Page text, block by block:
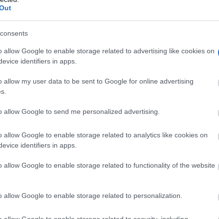
allow Google to enable storage related to advertising like cookies on
identifiers in apps.
allow my user data to be sent to Google for online advertising
allow Google to send me personalized advertising.
allow Google to enable storage related to analytics like cookies on
identifiers in apps.
allow Google to enable storage related to functionality of the website
allow Google to enable storage related to personalization.
que esta carrera comenzó a rodar, “gracias a la ilusión